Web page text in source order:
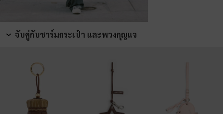
จับคู่กับชาร์มกระเป๋า และพวงกุญแจ